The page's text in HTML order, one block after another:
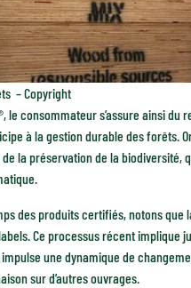
– Copyright
le consommateur s’assure ainsi
à la gestion durable des forêts.
la préservation de la biodiversité,
des produits certifiés, notons
Ce processus récent implique
une dynamique de
sur d’autres ouvrages.